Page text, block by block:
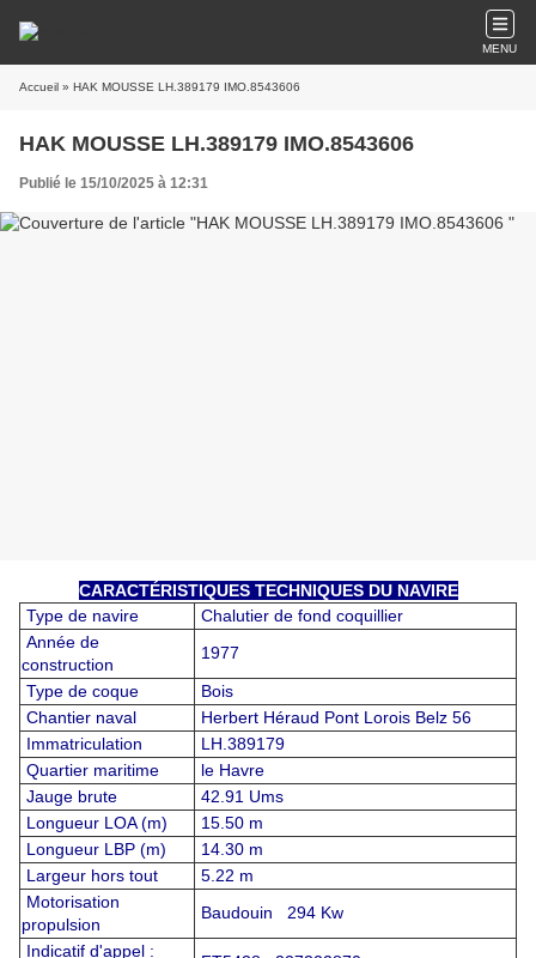
MENU
Accueil » HAK MOUSSE LH.389179 IMO.8543606
HAK MOUSSE LH.389179 IMO.8543606
Publié le 15/10/2025 à 12:31
CARACTÉRISTIQUES TECHNIQUES DU NAVIRE
Type de navire
Chalutier de fond coquillier
Année de
construction
1977
Type de coque
Bois
Chantier naval
Herbert Héraud Pont Lorois Belz 56
Immatriculation
LH.389179
Quartier maritime
le Havre
Jauge brute
42.91 Ums
Longueur LOA (m)
15.50 m
Longueur LBP (m)
14.30 m
Largeur hors tout
5.22 m
Motorisation
propulsion
Baudouin 294 Kw
Indicatif d'appel :